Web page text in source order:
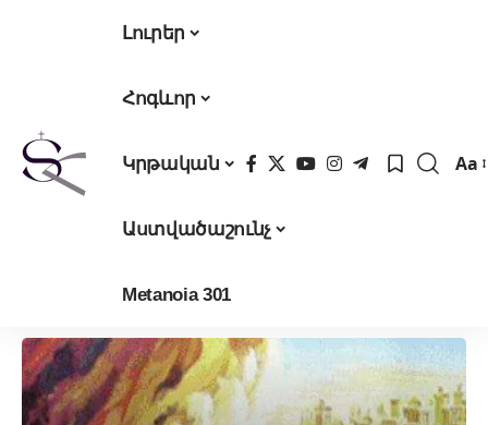
Լուրեր
Հոգևոր
Կրթական
Աստվածաշունչ
Metanoia 301
Aa